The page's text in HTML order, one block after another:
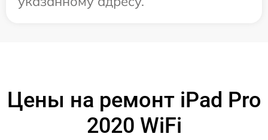
Цены на ремонт iPad Pro
2020 WiFi